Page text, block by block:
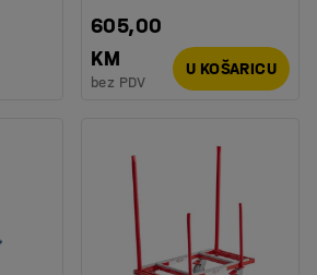
605,00
KM
bez PDV
U KOŠARICU